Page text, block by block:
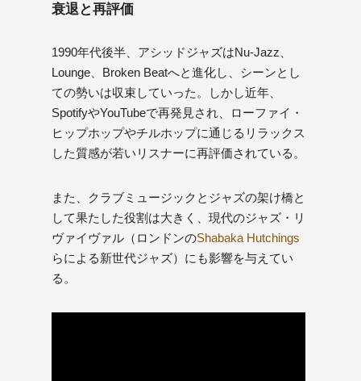
衰退と再評価
1990年代後半、アシッドジャズはNu-Jazz、
Lounge、Broken Beatへと進化し、シーンとし
ての勢いは収束していった。しかし近年、
SpotifyやYouTubeで再発見され、ローファイ・
ヒップホップやチルホップに通じるリラックス
した質感が若いリスナーに再評価されている。
また、クラブミュージックとジャズの架け橋と
して果たした役割は大きく、現代のジャズ・リ
ヴァイヴァル（ロンドンのShabaka Hutchings
らによる新世代ジャズ）にも影響を与えてい
る。